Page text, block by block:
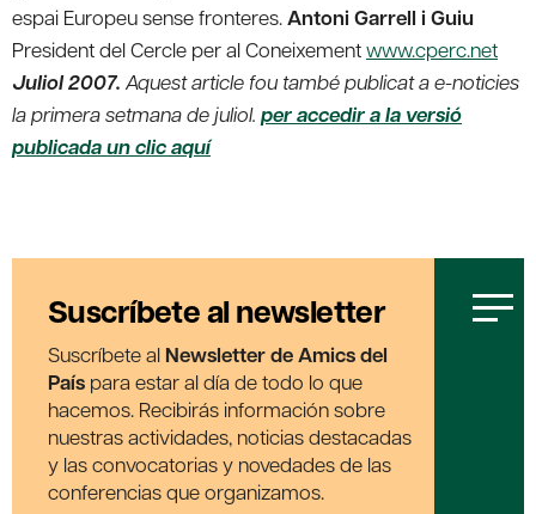
espai Europeu sense fronteres.Antoni Garrell i Guiu
President del Cercle per al Coneixementwww.cperc.net
Juliol 2007. Aquest article fou també publicat a e-noticies
la primera setmana de juliol. per accedir a la versió
publicada un clic aquí
Suscríbete al newsletter
Suscríbete al Newsletter de Amics del
País para estar al día de todo lo que
hacemos. Recibirás información sobre
nuestras actividades, noticias destacadas
y las convocatorias y novedades de las
conferencias que organizamos.